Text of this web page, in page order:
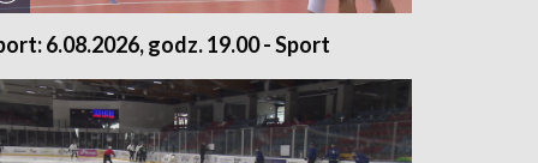
6.08.2026, godz. 19.00 - Sport